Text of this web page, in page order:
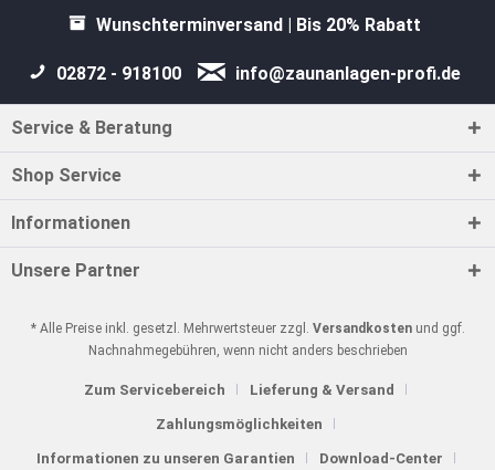
Wunschterminversand | Bis 20% Rabatt
02872 - 918100 info@zaunanlagen-profi.de
Service & Beratung
Shop Service
Informationen
Unsere Partner
* Alle Preise inkl. gesetzl. Mehrwertsteuer zzgl. Versandkostenund ggf.
Nachnahmegebühren, wenn nicht anders beschrieben
Zum Servicebereich Lieferung & Versand
Zahlungsmöglichkeiten
Informationen zu unseren Garantien Download-Center